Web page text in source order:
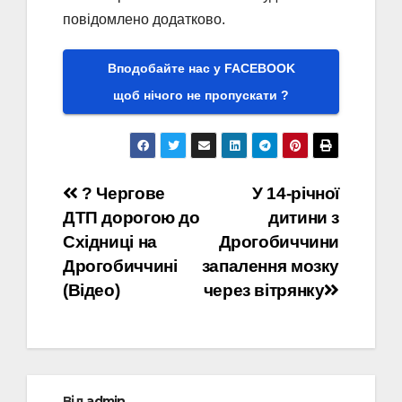
повідомлено додатково.
Вподобайте нас у FACEBOOK
щоб нічого не пропускати ?
Навігація
записів
У 14-річної
дитини з
Дрогобиччини
запалення мозку
через вітрянку
? Чергове
ДТП дорогою до
Східниці на
Дрогобиччині
(Відео)